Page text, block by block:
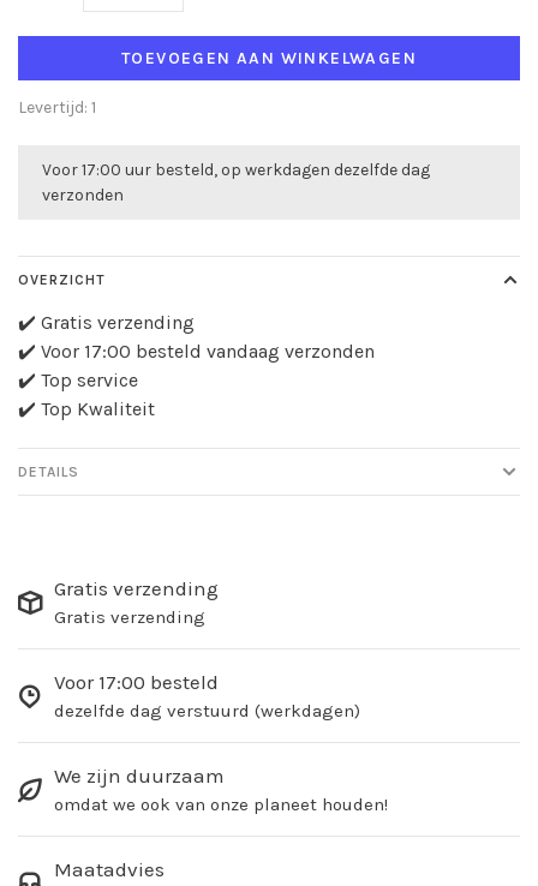
TOEVOEGEN AAN WINKELWAGEN
Levertijd: 1
Voor 17:00 uur besteld, op werkdagen dezelfde dag
verzonden
OVERZICHT
✔️ Gratis verzending
✔️ Voor 17:00 besteld vandaag verzonden
✔️ Top service
✔️ Top Kwaliteit
DETAILS
Gratis verzending
Gratis verzending
Voor 17:00 besteld
dezelfde dag verstuurd (werkdagen)
We zijn duurzaam
omdat we ook van onze planeet houden!
Maatadvies